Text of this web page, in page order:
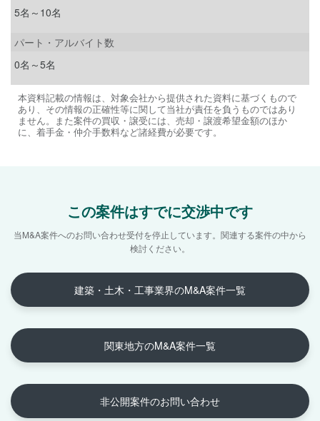
5名～10名
パート・アルバイト数
0名～5名
本資料記載の情報は、対象会社から提供された資料に基づくもので
あり、その情報の正確性等に関して当社が責任を負うものではあり
ません。また案件の買収・譲受には、売却・譲渡希望金額のほか
に、着手金・仲介手数料など諸経費が必要です。
この案件はすでに交渉中です
当M&A案件へのお問い合わせ受付を停止しています。 関連する案件の中から
検討ください。
建築・土木・工事業界のM&A案件一覧
関東地方のM&A案件一覧
非公開案件のお問い合わせ